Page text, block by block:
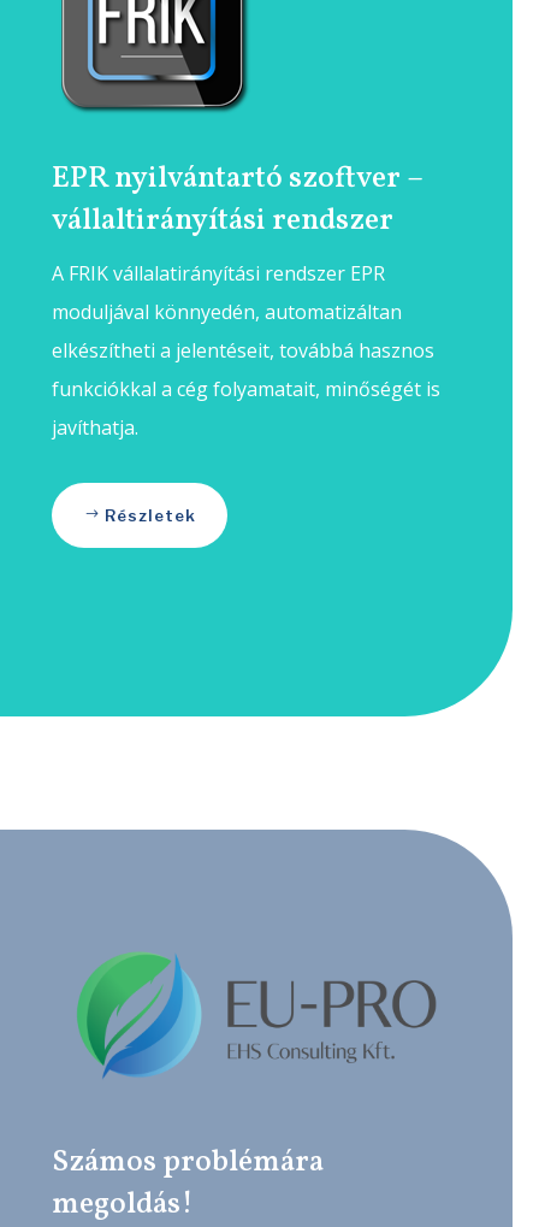
EPR nyilvántartó szoftver –
vállaltirányítási rendszer
A FRIK vállalatirányítási rendszer EPR
moduljával könnyedén, automatizáltan
elkészítheti a jelentéseit, továbbá hasznos
funkciókkal a cég folyamatait, minőségét is
javíthatja.
Részletek
Számos problémára
megoldás!